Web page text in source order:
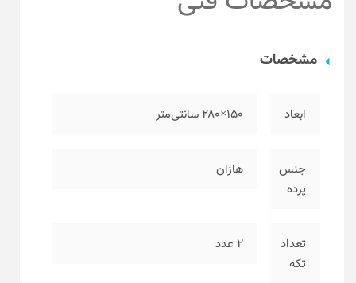
مشخصات
ابعاد ۱۵۰×۲۸۰ سانتی‌متر
جنس
پرده
هازان
تعداد
تکه
۲ عدد